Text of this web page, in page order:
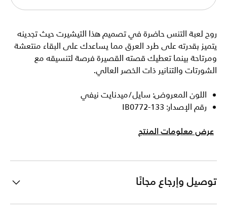
روح لعبة التنس حاضرة في تصميم هذا التيشيرت حيث تجدينه
يتميز بقدرته على طرد العرق مما يساعدك على البقاء منتعشة
ومرتاحة بينما تعطيك قصته القصيرة فرصة لتنسيقه مع
الشورتات والتنانير ذات الخصر العالي.
اللون المعروض: سايل/ميدنايت نيفي
رقم الإصدار: IB0772-133
عرض معلومات المنتج
توصيل وإرجاع مجانًا